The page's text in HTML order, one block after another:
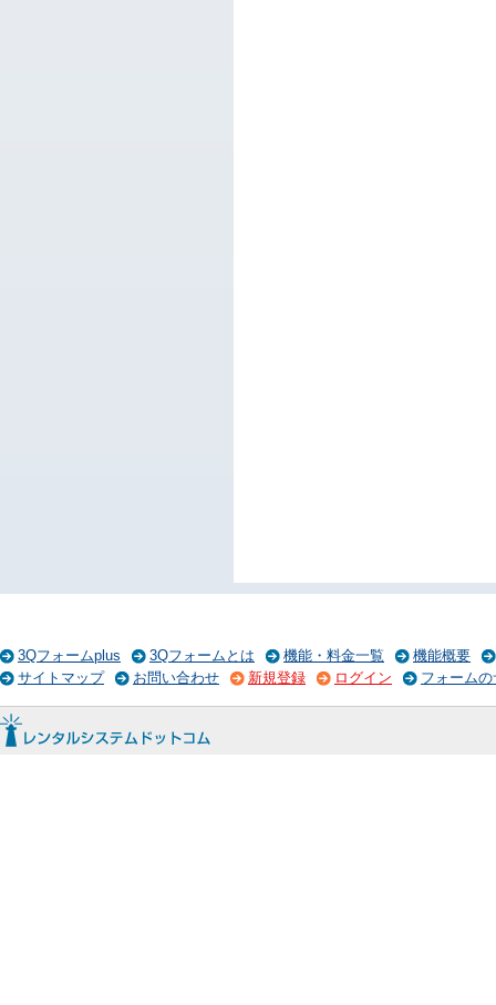
3Qフォームplus 3Qフォームとは 機能・料金一覧
機能概要
サイトマップ
お問い合わせ 新規登録 ログイン フォーム